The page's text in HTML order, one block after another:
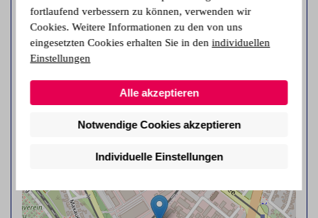
Herr Behrmann
Telefon:07221 502262
E-Mail:j.behrmann@pro-di.net
fortlaufend verbessern zu können, verwenden wir
Cookies. Weitere Informationen zu den von uns
eingesetzten Cookies erhalten Sie in denindividuellen
Einstellungen
Alle akzeptieren
Notwendige Cookies akzeptieren
Individuelle Einstellungen